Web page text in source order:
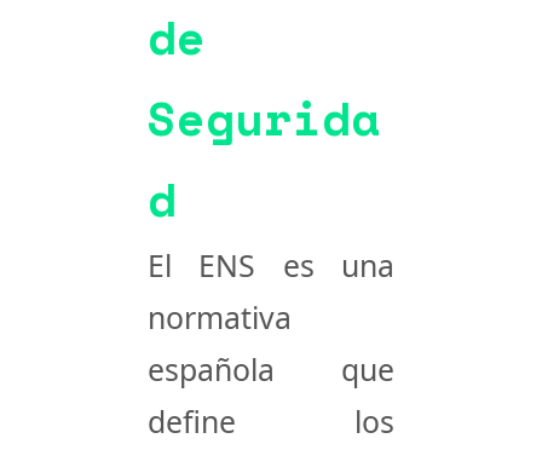
de
Segurida
d
El ENS es una
normativa
española que
define los